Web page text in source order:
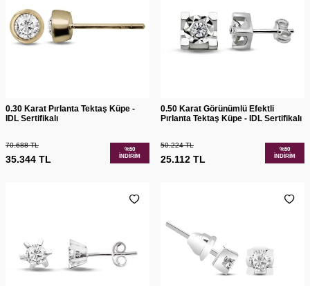
0.30 Karat Pırlanta Tektaş Küpe -
IDL Sertifikalı
70.688TL
35.344 TL
%50
İNDIRIM
0.50 Karat Görünümlü Efektli
Pırlanta Tektaş Küpe - IDL Sertifikalı
50.224TL
25.112 TL
%50
İNDIRIM